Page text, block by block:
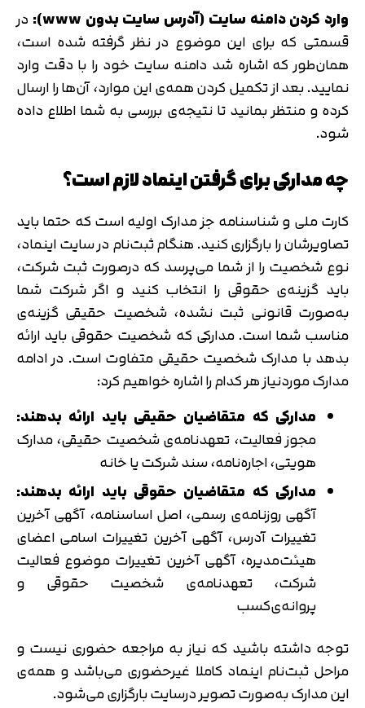
وارد کردن دامنه سایت (آدرس سایت بدون www):
در
قسمتی که برای این موضوع در نظر گرفته شده است،
همان‌طور که اشاره شد دامنه سایت خود را با دقت وارد
نمایید. بعد از تکمیل کردن ‌همه‌ی این موارد، آن‌ها را ارسال
کرده و منتظر بمانید تا نتیجه‌ی بررسی به شما اطلاع داده
شود.
چه‌ مدارکی برای گرفتن اینماد لازم است؟
کارت‌ ملی و شناسنامه جز مدارک اولیه است که حتما باید
تصاویرشان را بارگزاری کنید. هنگام ثبت‌نام در سایت اینماد،
نوع شخصیت را از شما می‌پرسد که درصورت ثبت شرکت،
باید گزینه‌ی حقوقی را انتخاب کنید و اگر شرکت شما
به‌صورت قانونی ثبت نشده، شخصیت حقیقی گزینه‌ی
مناسب شما است. مدارکی که شخصیت حقوقی باید ارائه
بدهد با مدارک شخصیت حقیقی متفاوت است. در ادامه
مدارک موردنیاز هر کدام را اشاره خواهیم کرد:
مدارکی که متقاضیان حقیقی باید ارائه بدهند:
مجوز فعالیت، تعهدنامه‌ی شخصیت حقیقی، مدارک
هویتی، اجاره‌نامه، سند شرکت یا خانه
مدارکی که متقاضیان حقوقی باید ارائه بدهند:
آگهی روزنامه‌ی رسمی، اصل اساسنامه، آگهی آخرین
تغییرات آدرس، آگهی آخرین تغییرات اسامی اعضای
هیئت‌مدیره، آگهی آخرین تغییرات موضوع فعالیت
شرکت، تعهدنامه‌ی شخصیت حقوقی و
پروانه‌ی‌کسب
توجه داشته باشید که نیاز به مراجعه حضوری نیست و
مراحل ثبت‌نام اینماد کاملا غیرحضوری می‌باشد و همه‌ی
این مدارک به‌صورت تصویر درسایت بارگزاری می‌شود.